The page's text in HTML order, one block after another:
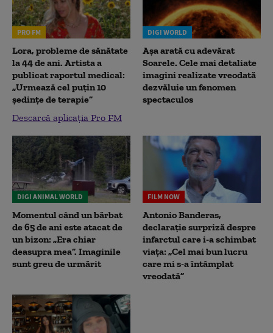
PRO FM
Lora, probleme de sănătate
la 44 de ani. Artista a
publicat raportul medical:
„Urmează cel puțin 10
ședințe de terapie”
Descarcă aplicația Pro FM
DIGI WORLD
Așa arată cu adevărat
Soarele. Cele mai detaliate
imagini realizate vreodată
dezvăluie un fenomen
spectaculos
DIGI ANIMAL WORLD
Momentul când un bărbat
de 65 de ani este atacat de
un bizon: „Era chiar
deasupra mea”. Imaginile
sunt greu de urmărit
FILM NOW
Antonio Banderas,
declarație surpriză despre
infarctul care i-a schimbat
viața: „Cel mai bun lucru
care mi s-a întâmplat
vreodată”